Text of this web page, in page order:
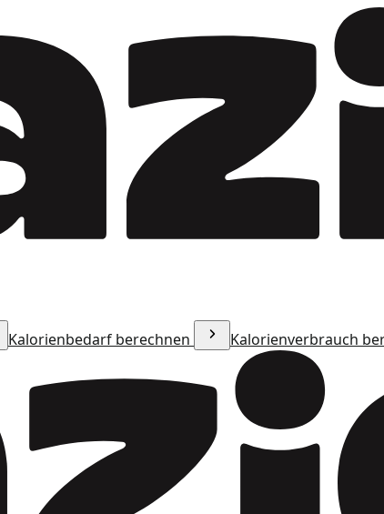
Kalorienbedarf berechnen Kalorienverbrauch